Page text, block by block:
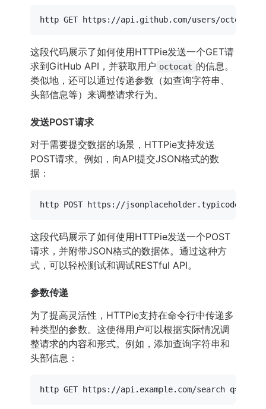
这段代码展示了如何使用HTTPie发送一个GET请
求到GitHub API，并获取用户 octocat 的信息。
类似地，还可以通过传递参数（如查询字符串、
头部信息等）来调整请求行为。
发送POST请求
对于需要提交数据的场景，HTTPie支持发送
POST请求。例如，向API提交JSON格式的数
据：
http POST https://
这段代码展示了如何使用HTTPie发送一个POST
请求，并附带JSON格式的数据体。通过这种方
式，可以轻松测试和调试RESTful API。
参数传递
为了提高灵活性，HTTPie支持在命令行中传递多
种类型的参数。这使得用户可以根据实际情况调
整请求的内容和形式。例如，添加查询字符串和
头部信息：
http GET https://api.example.com/search